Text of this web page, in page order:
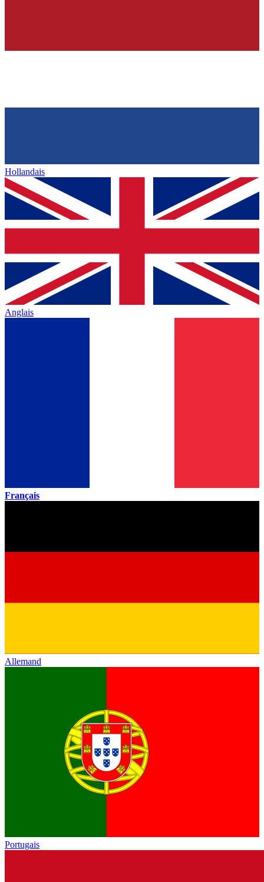
Hollandais
Anglais
Français
Allemand
Portugais